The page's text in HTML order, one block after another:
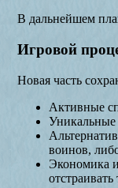
В дальнейшем
Игровой
Новая часть
Активные
Уникальные
воинов,
Экономика